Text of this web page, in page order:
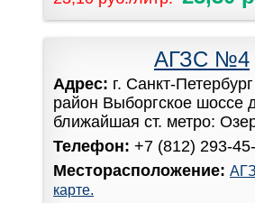
АГЗС №4
Адрес: г. Санкт-
район Выборгское шоссе
ближайшая ст. метро:
Телефон: +7 (812) 293-
Месторасположение:
карте.